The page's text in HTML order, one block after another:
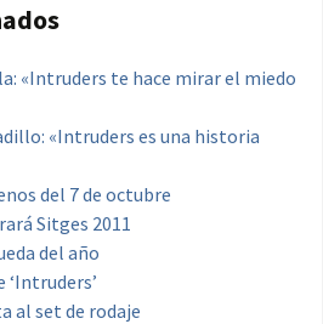
«Intruders te hace mirar el miedo
«Intruders es una historia
del 7 de octubre
Sitges 2011
del año
al set de rodaje